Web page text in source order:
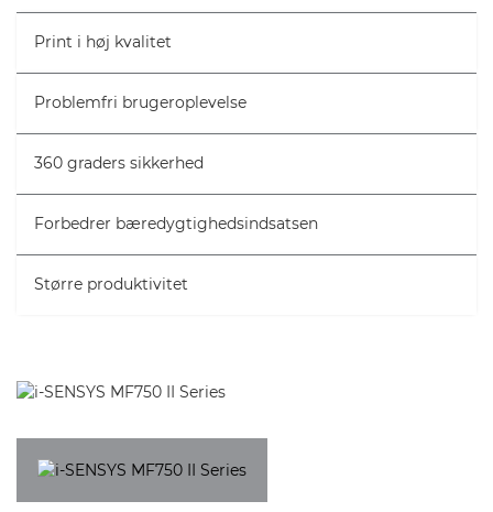
Specifikationer
Print i høj kvalitet
Problemfri brugeroplevelse
360 graders sikkerhed
Forbedrer bæredygtighedsindsatsen
Større produktivitet